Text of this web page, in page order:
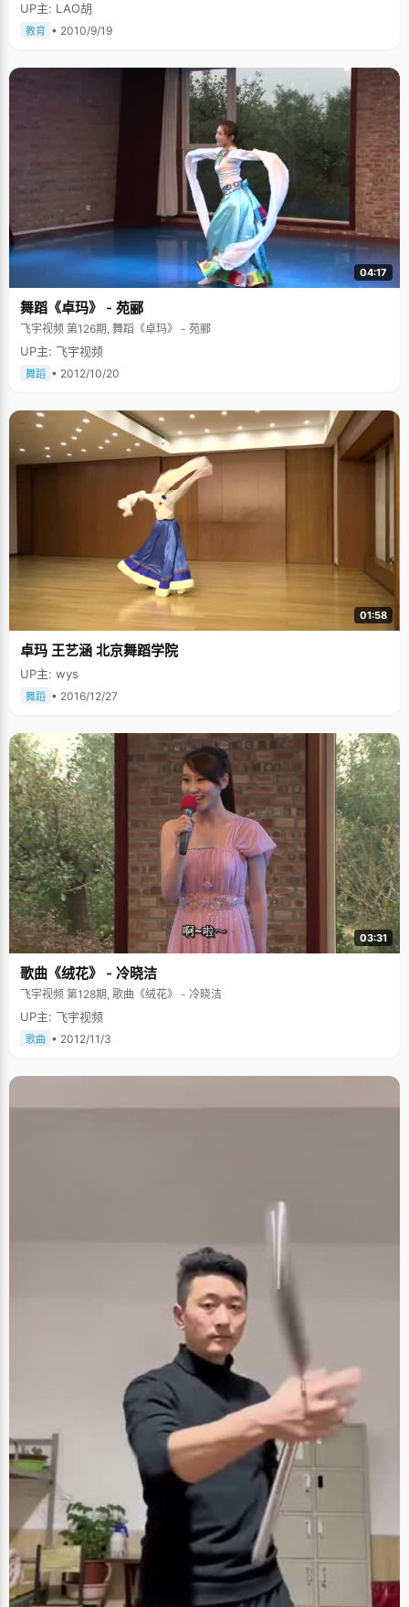
UP主: LAO胡
教育 • 2010/9/19
04:17
舞蹈《卓玛》 - 苑郦
飞宇视频 第126期, 舞蹈《卓玛》 - 苑郦
UP主: 飞宇视频
舞蹈 • 2012/10/20
01:58
卓玛 王艺涵 北京舞蹈学院
UP主: wys
舞蹈 • 2016/12/27
03:31
歌曲《绒花》 - 冷晓洁
飞宇视频 第128期, 歌曲《绒花》 - 冷晓洁
UP主: 飞宇视频
歌曲 • 2012/11/3